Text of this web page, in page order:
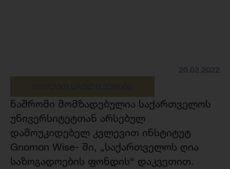
ნაშრომი მომზადებულია საქართველოს
უნივერსიტეტთან არსებულ
დამოუკიდებელ კვლევით ინსტიტუტ
Gnomon Wise- ში, „საქართველოს ღია
საზოგადოების ფონდის“ დაკვეთით.